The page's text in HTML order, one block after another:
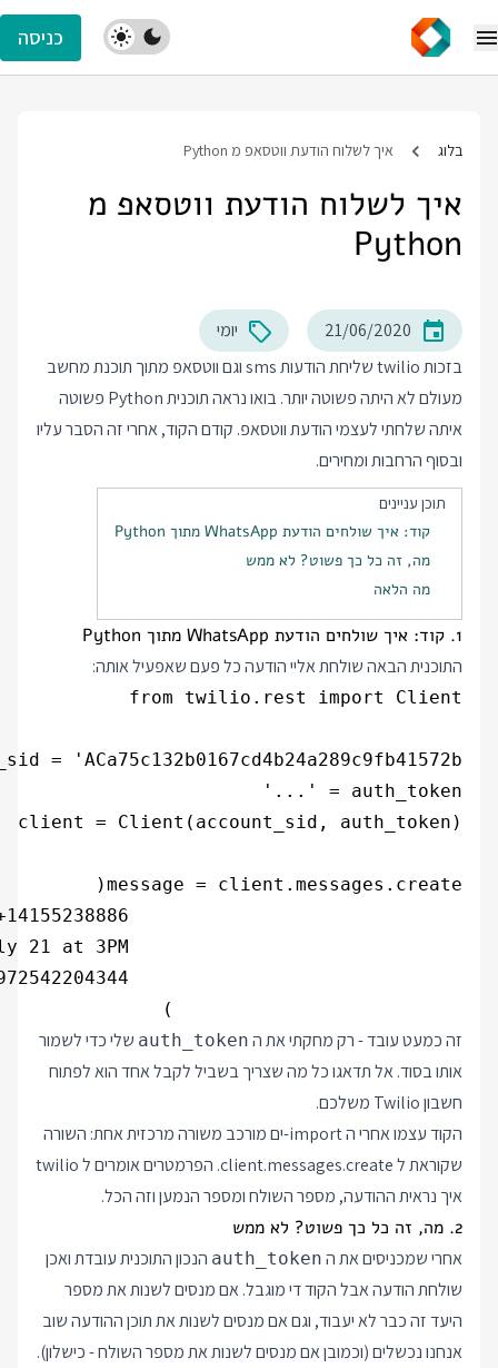
כניסה
בלוג איך לשלוח הודעת ווטסאפ מ Python
איך לשלוח הודעת ווטסאפ מ
Python
21/06/2020
יומי
בזכות twilio שליחת הודעות sms וגם ווטסאפ מתוך תוכנת מחשב
מעולם לא היתה פשוטה יותר. בואו נראה תוכנית Python פשוטה
איתה שלחתי לעצמי הודעת ווטסאפ. קודם הקוד, אחרי זה הסבר עליו
ובסוף הרחבות ומחירים.
תוכן עניינים
קוד: איך שולחים הודעת WhatsApp מתוך Python
מה, זה כל כך פשוט? לא ממש
מה הלאה
1. קוד: איך שולחים הודעת WhatsApp מתוך Python
התוכנית הבאה שולחת אליי הודעה כל פעם שאפעיל אותה:
                          )
זה כמעט עובד - רק מחקתי את ה auth_token שלי כדי לשמור
אותו בסוד. אל תדאגו כל מה שצריך בשביל לקבל אחד הוא לפתוח
חשבון Twilio משלכם.
הקוד עצמו אחרי ה import-ים מורכב משורה מרכזית אחת: השורה
שקוראת ל client.messages.create. הפרמטרים אומרים ל twilio
איך נראית ההודעה, מספר השולח ומספר הנמען וזה הכל.
2. מה, זה כל כך פשוט? לא ממש
אחרי שמכניסים את ה auth_token הנכון התוכנית עובדת ואכן
שולחת הודעה אבל הקוד די מוגבל. אם מנסים לשנות את מספר
היעד זה כבר לא יעבוד, וגם אם מנסים לשנות את תוכן ההודעה שוב
אנחנו נכשלים (וכמובן אם מנסים לשנות את מספר השולח - כישלון).